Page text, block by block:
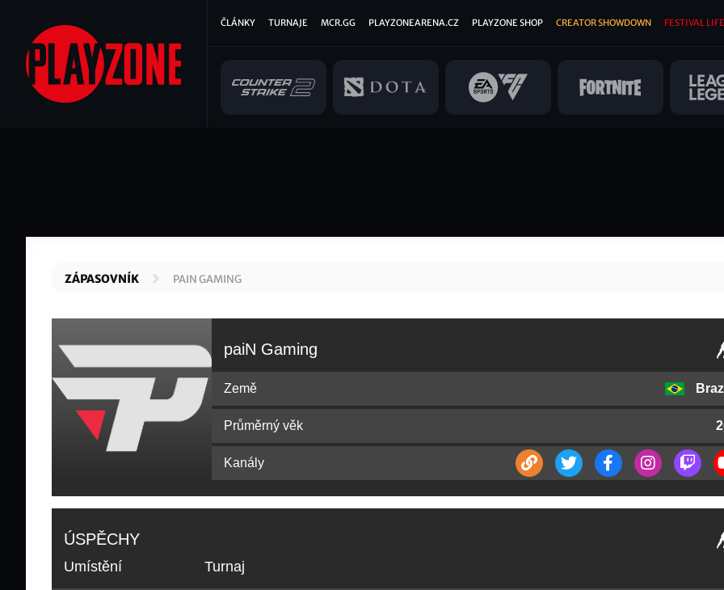
hlavnímu
obsahu
Hlavní
ČLÁNKY TURNAJE MCR.GG PLAYZONEARENA.CZ PLAYZONE SHOP CREATOR SHOWDOWN FESTIVAL
ZÁPASOVNÍK PAIN GAMING
paiN Gaming
Země
Průměrný věk
Kanály
ÚSPĚCHY
Umístění Turnaj